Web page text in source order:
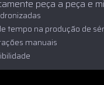
peça a peça e
tempo na produção de
manuais